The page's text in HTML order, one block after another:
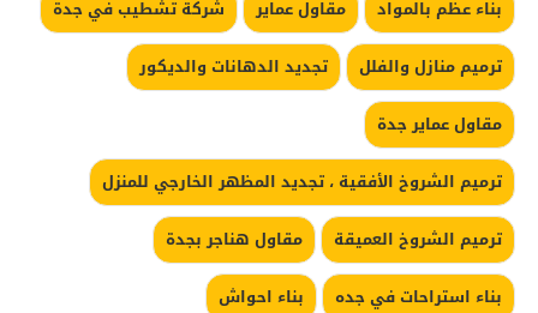
بناء عظم بالمواد
مقاول عماير
شركة تشطيب في جدة
ترميم منازل والفلل
تجديد الدهانات والديكور
مقاول عماير جدة
ترميم الشروخ الأفقية ، تجديد المظهر الخارجي للمنزل
ترميم الشروخ العميقة
مقاول هناجر بجدة
بناء استراحات في جده
بناء احواش